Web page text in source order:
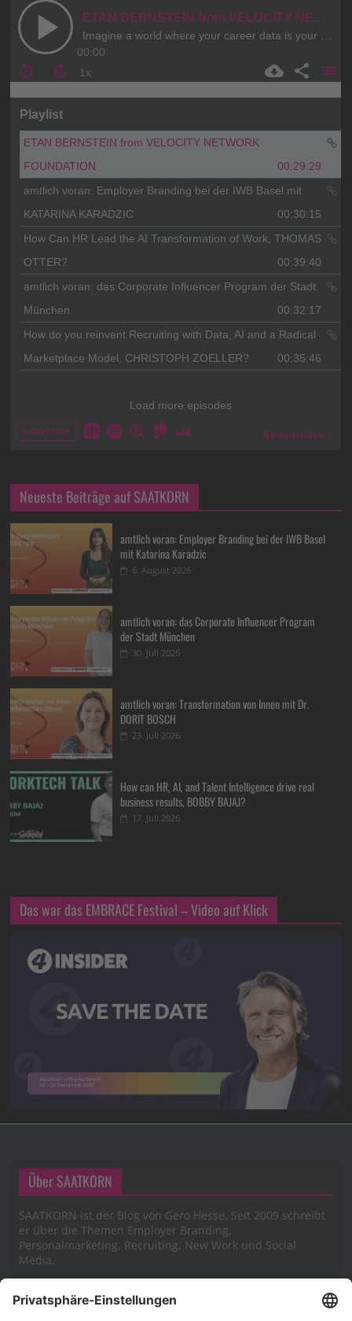
Neueste Beiträge auf SAATKORN
amtlich voran: Employer Branding bei der IWB Basel
mit Katarina Karadzic
6. August 2026
amtlich voran: das Corporate Influencer Program
der Stadt München
30. Juli 2026
amtlich voran: Transformation von Innen mit Dr.
DORIT BOSCH
23. Juli 2026
How can HR, AI, and Talent Intelligence drive real
business results, BOBBY BAJAJ?
17. Juli 2026
Das war das EMBRACE Festival – Video auf Klick
Über SAATKORN
SAATKORN ist der Blog von Gero Hesse. Seit 2009 schreibt
er über die Themen Employer Branding,
Personalmarketing, Recruiting, New Work und Social
Media.